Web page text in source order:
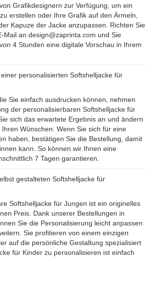
Grafikdesignern zur Verfügung, um ein
erstellen oder Ihre Grafik auf den Ärmeln,
Kapuze der Jacke anzupassen. Richten Sie
Mail an design@zaprinta.com und Sie
4 Stunden eine digitale Vorschau in Ihrem
personalisierten Softshelljacke für
Sie einfach ausdrucken können, nehmen
der personalisierbaren Softshelljacke für
sich das erwartete Ergebnis an und ändern
Wünschen. Wenn Sie sich für eine
haben, bestätigen Sie die Bestellung, damit
kann. So können wir Ihnen eine
7 Tagen garantieren.
gestalteten Softshelljacke für
Softshelljacke für Jungen ist ein originelles
Preis. Dank unserer Bestellungen in
Sie die Personalisierung leicht anpassen
Sie profitieren von einem einzigen
auf die persönliche Gestaltung spezialisiert
für Kinder zu personalisieren ist einfach